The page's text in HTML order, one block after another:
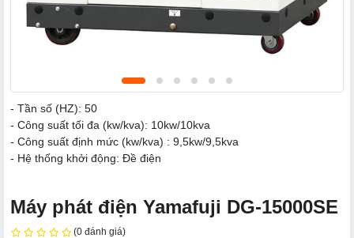
- Tần số (HZ): 50
- Công suất tối đa (kw/kva): 10kw/10kva
- Công suất định mức (kw/kva) : 9,5kw/9,5kva
- Hệ thống khởi động: Đề điện
Máy phát điện Yamafuji DG-15000SE
(0 đánh giá)